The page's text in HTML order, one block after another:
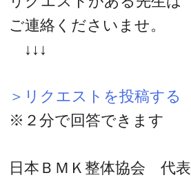
ご連絡くださいませ。
↓↓↓
＞リクエストを投稿する
※２分で回答できます
日本ＢＭＫ整体協会 代表